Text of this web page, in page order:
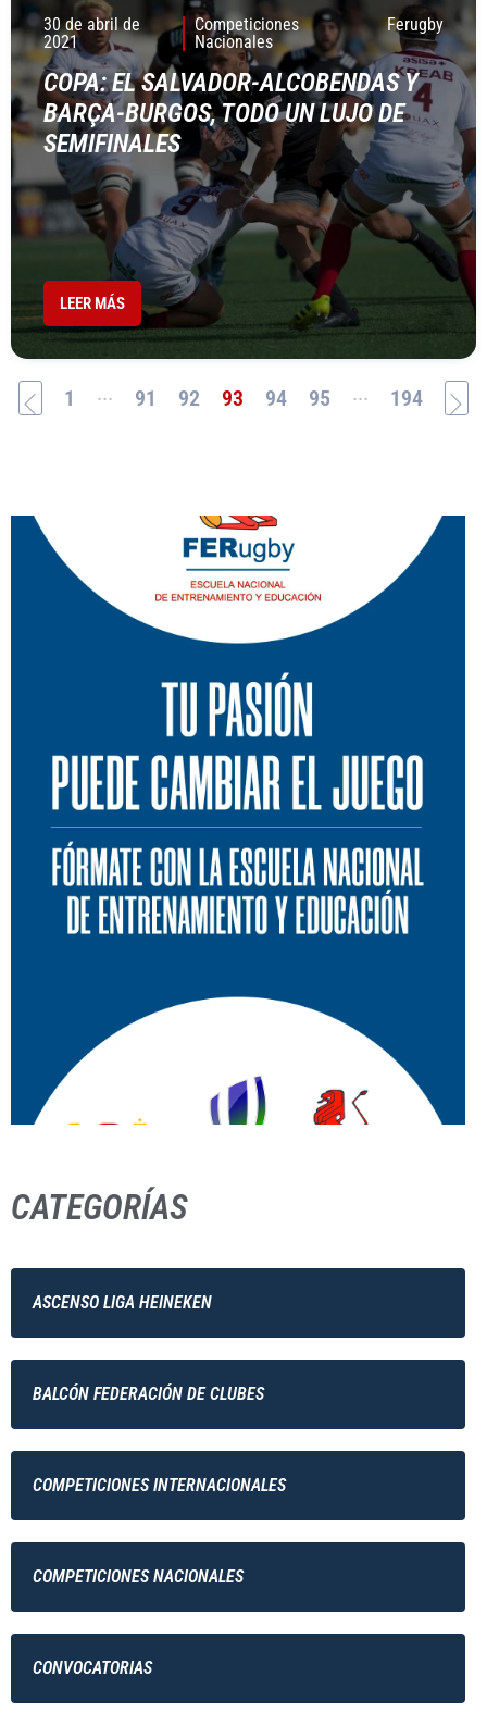
30 de abril de
2021
Competiciones
Nacionales
Ferugby
COPA: EL SALVADOR-ALCOBENDAS Y
BARÇA-BURGOS, TODO UN LUJO DE
SEMIFINALES
LEER MÁS
1 ... 91 92 93 94 95 ... 194
CATEGORÍAS
ASCENSO LIGA HEINEKEN
BALCÓN FEDERACIÓN DE CLUBES
COMPETICIONES INTERNACIONALES
COMPETICIONES NACIONALES
CONVOCATORIAS